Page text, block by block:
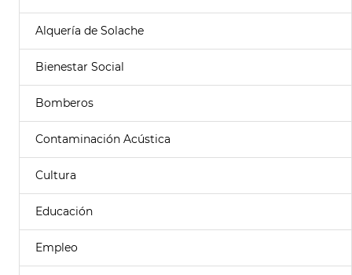
Alquería de Solache
Bienestar Social
Bomberos
Contaminación Acústica
Cultura
Educación
Empleo